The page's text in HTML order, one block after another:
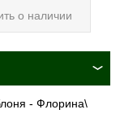
о наличии
- Флорина\